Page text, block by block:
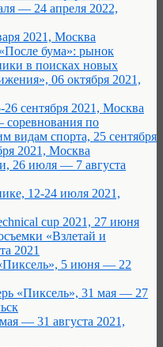
— 24 апреля 2022,
2021, Москва
бума»: рынок
в поисках новых
06 октября 2021,
сентября 2021, Москва
по
видам спорта, 25 сентября
2021, Москва
26 июля — 7 августа
12-24 июля 2021,
cup 2021, 27 июня
«Взлетай и
2021
5 июня — 22
«Пиксель», 31 мая — 27
— 31 августа 2021,